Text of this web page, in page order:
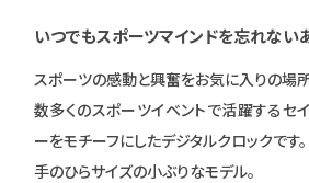
いつでもスポーツマインドを忘れない
スポーツの感動と興奮をお気に入りの場所
数多くのスポーツイベントで活躍するセ
ーをモチーフにしたデジタルクロックです。
手のひらサイズの小ぶりなモデル。